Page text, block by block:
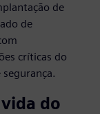
de
de
críticas do
do